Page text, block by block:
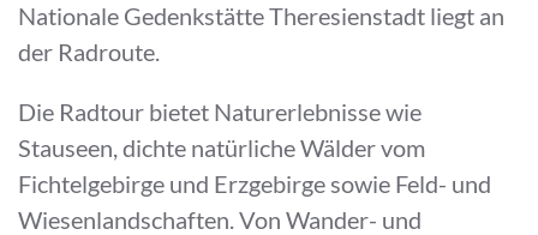
Nationale Gedenkstätte Theresienstadt liegt an
der Radroute.
Die Radtour bietet Naturerlebnisse wie
Stauseen, dichte natürliche Wälder vom
Fichtelgebirge und Erzgebirge sowie Feld- und
Wiesenlandschaften. Von Wander- und